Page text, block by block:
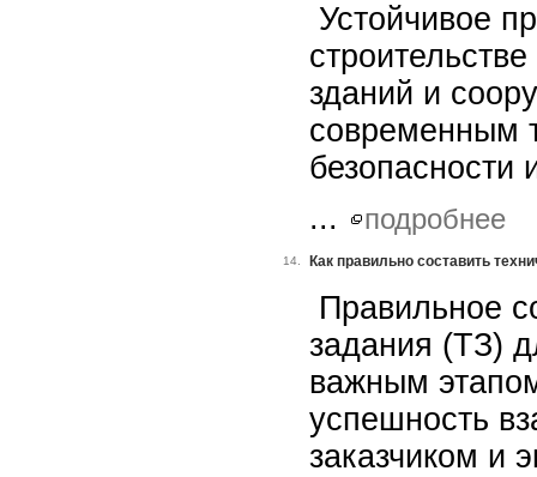
Устойчивое
зданий и
современным
безопасности
...
подробнее
14. Как правильно составить
Правильное
задания (ТЗ)
важным
успешность
заказчиком и